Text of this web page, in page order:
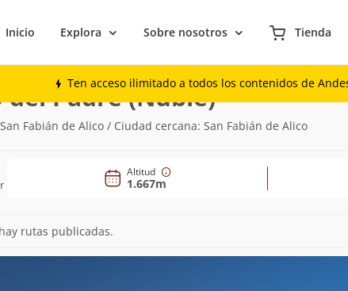
Inicio Explora Sobre nosotros Tienda
Ten acceso ilimitado a todos los contenidos de
Padre (Ñuble)(1.667m)
Fabián de Alico / Ciudad cercana: San Fabián de Alico
Altitud
1.667m
rutas publicadas.